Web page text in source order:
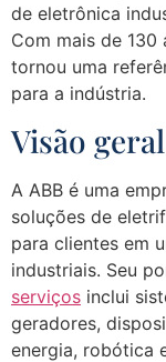
de eletrônica
Com mais de 130
tornou uma
para a indústria.
Visão
A ABB é uma
soluções de
para clientes em
industriais. Seu
serviços inclui
geradores,
energia, robótica